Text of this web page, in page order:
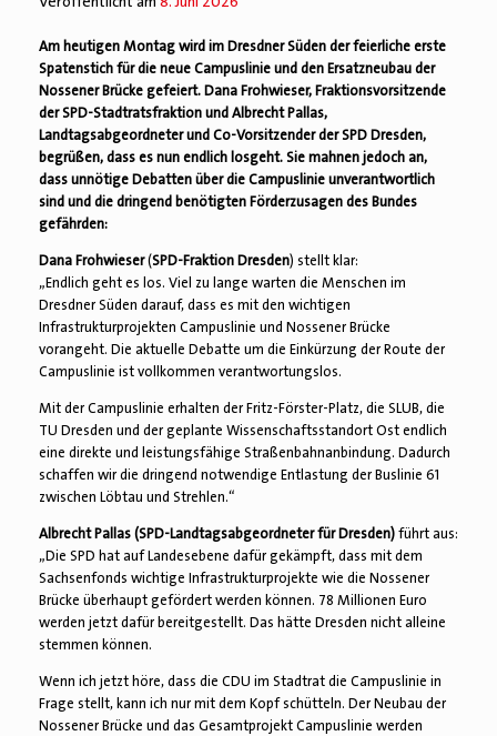
Am heutigen Montag wird im Dresdner Süden der feierliche erste
Spatenstich für die neue Campuslinie und den Ersatzneubau der
Nossener Brücke gefeiert. Dana Frohwieser, Fraktionsvorsitzende
der SPD-Stadtratsfraktion und Albrecht Pallas,
Landtagsabgeordneter und Co-Vorsitzender der SPD Dresden,
begrüßen, dass es nun endlich losgeht. Sie mahnen jedoch an,
dass unnötige Debatten über die Campuslinie unverantwortlich
sind und die dringend benötigten Förderzusagen des Bundes
gefährden:
Dana Frohwieser(SPD-Fraktion Dresden) stellt klar:
„Endlich geht es los. Viel zu lange warten die Menschen im
Dresdner Süden darauf, dass es mit den wichtigen
Infrastrukturprojekten Campuslinie und Nossener Brücke
vorangeht. Die aktuelle Debatte um die Einkürzung der Route der
Campuslinie ist vollkommen verantwortungslos.
Mit der Campuslinie erhalten der Fritz-Förster-Platz, die SLUB, die
TU Dresden und der geplante Wissenschaftsstandort Ost endlich
eine direkte und leistungsfähige Straßenbahnanbindung. Dadurch
schaffen wir die dringend notwendige Entlastung der Buslinie 61
zwischen Löbtau und Strehlen.“
Albrecht Pallas (SPD-Landtagsabgeordneter für Dresden)führt aus:
„Die SPD hat auf Landesebene dafür gekämpft, dass mit dem
Sachsenfonds wichtige Infrastrukturprojekte wie die Nossener
Brücke überhaupt gefördert werden können. 78 Millionen Euro
werden jetzt dafür bereitgestellt. Das hätte Dresden nicht alleine
stemmen können.
Wenn ich jetzt höre, dass die CDU im Stadtrat die Campuslinie in
Frage stellt, kann ich nur mit dem Kopf schütteln. Der Neubau der
Nossener Brücke und das Gesamtprojekt Campuslinie werden